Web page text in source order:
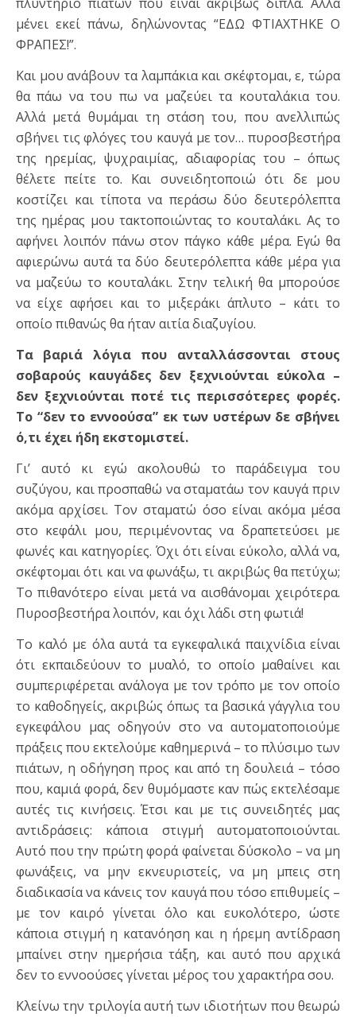
μένει εκεί πάνω, δηλώνοντας “ΕΔΩ ΦΤΙΑΧΤΗΚΕ Ο
ΦΡΑΠΕΣ!”.
Και μου ανάβουν τα λαμπάκια και σκέφτομαι, ε, τώρα
θα πάω να του πω να μαζεύει τα κουταλάκια του.
Αλλά μετά θυμάμαι τη στάση του, που ανελλιπώς
σβήνει τις φλόγες του καυγά με τον… πυροσβεστήρα
της ηρεμίας, ψυχραιμίας, αδιαφορίας του – όπως
θέλετε πείτε το. Και συνειδητοποιώ ότι δε μου
κοστίζει και τίποτα να περάσω δύο δευτερόλεπτα
της ημέρας μου τακτοποιώντας το κουταλάκι. Ας το
αφήνει λοιπόν πάνω στον πάγκο κάθε μέρα. Εγώ θα
αφιερώνω αυτά τα δύο δευτερόλεπτα κάθε μέρα για
να μαζεύω το κουταλάκι. Στην τελική θα μπορούσε
να είχε αφήσει και το μιξεράκι άπλυτο – κάτι το
οποίο πιθανώς θα ήταν αιτία διαζυγίου.
Τα βαριά λόγια που ανταλλάσσονται στους
σοβαρούς καυγάδες δεν ξεχνιούνται εύκολα –
δεν ξεχνιούνται ποτέ τις περισσότερες φορές.
Το “δεν το εννοούσα” εκ των υστέρων δε σβήνει
ό,τι έχει ήδη εκστομιστεί.
Γι’ αυτό κι εγώ ακολουθώ το παράδειγμα του
συζύγου, και προσπαθώ να σταματάω τον καυγά πριν
ακόμα αρχίσει. Τον σταματώ όσο είναι ακόμα μέσα
στο κεφάλι μου, περιμένοντας να δραπετεύσει με
φωνές και κατηγορίες. Όχι ότι είναι εύκολο, αλλά να,
σκέφτομαι ότι και να φωνάξω, τι ακριβώς θα πετύχω;
Το πιθανότερο είναι μετά να αισθάνομαι χειρότερα.
Πυροσβεστήρα λοιπόν, και όχι λάδι στη φωτιά!
Το καλό με όλα αυτά τα εγκεφαλικά παιχνίδια είναι
ότι εκπαιδεύουν το μυαλό, το οποίο μαθαίνει και
συμπεριφέρεται ανάλογα με τον τρόπο με τον οποίο
το καθοδηγείς, ακριβώς όπως τα βασικά γάγγλια του
εγκεφάλου μας οδηγούν στο να αυτοματοποιούμε
πράξεις που εκτελούμε καθημερινά – το πλύσιμο των
πιάτων, η οδήγηση προς και από τη δουλειά – τόσο
που, καμιά φορά, δεν θυμόμαστε καν πώς εκτελέσαμε
αυτές τις κινήσεις. Έτσι και με τις συνειδητές μας
αντιδράσεις: κάποια στιγμή αυτοματοποιούνται.
Αυτό που την πρώτη φορά φαίνεται δύσκολο – να μη
φωνάξεις, να μην εκνευριστείς, να μη μπεις στη
διαδικασία να κάνεις τον καυγά που τόσο επιθυμείς –
με τον καιρό γίνεται όλο και ευκολότερο, ώστε
κάποια στιγμή η κατανόηση και η ήρεμη αντίδραση
μπαίνει στην ημερήσια τάξη, και αυτό που αρχικά
δεν το εννοούσες γίνεται μέρος του χαρακτήρα σου.
Κλείνω την τριλογία αυτή των ιδιοτήτων που θεωρώ